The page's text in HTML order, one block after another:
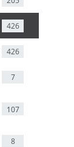
426
426
7
107
8